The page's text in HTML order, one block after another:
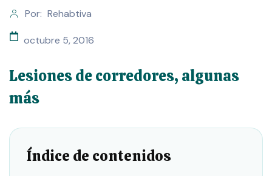
Por: Rehabtiva
octubre 5, 2016
Lesiones de corredores, algunas
más
Índice de contenidos